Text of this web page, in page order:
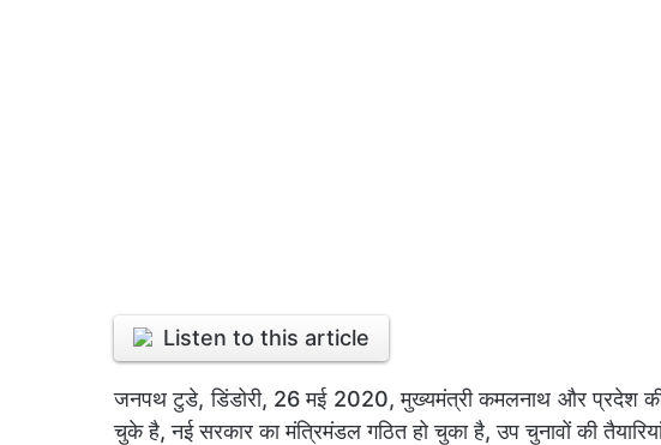
Listen to this article
जनपथ टुडे, डिंडोरी, 26 मई 2020, मुख्यमंत्री कमलनाथ और प्रदेश की
चुके है, नई सरकार का मंत्रिमंडल गठित हो चुका है, उप चुनावों की